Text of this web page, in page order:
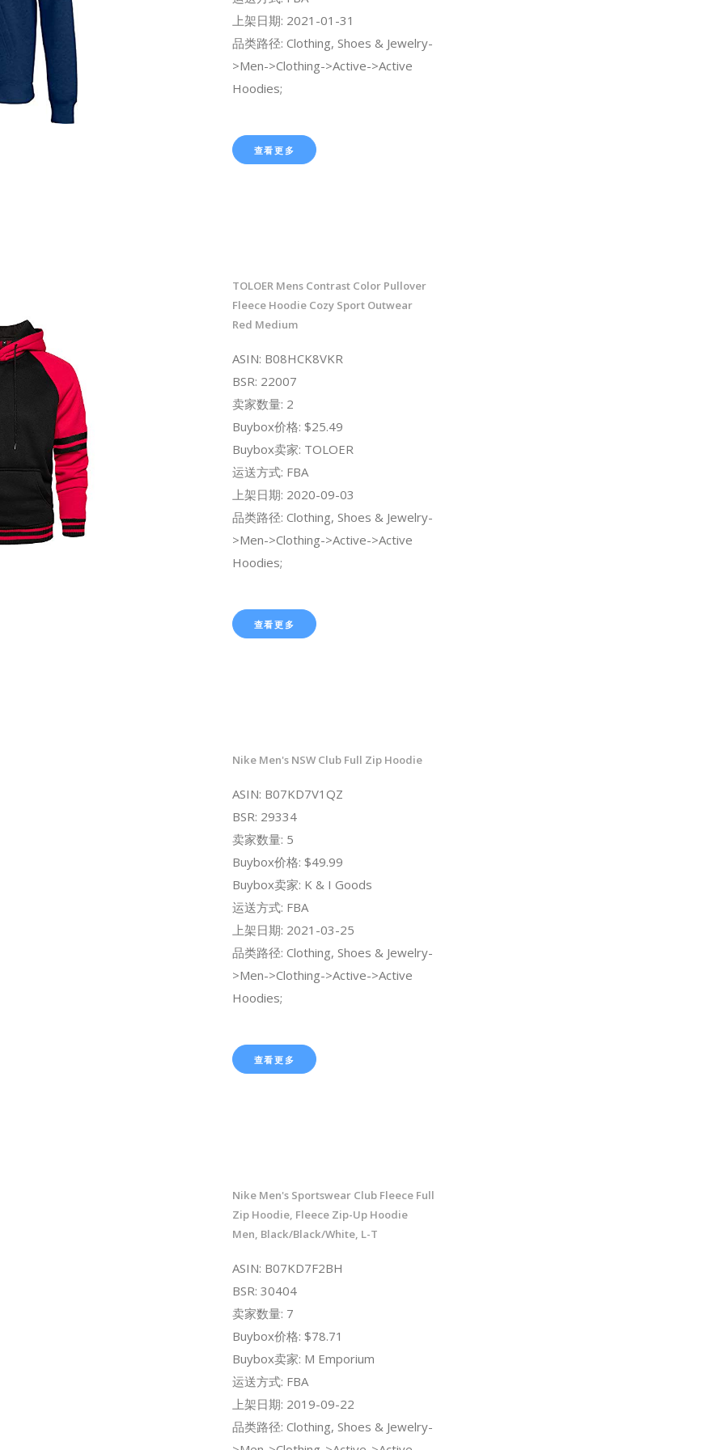
上架日期: 2021-01-31
品类路径: Clothing, Shoes & Jewelry-
>Men->Clothing->Active->Active
Hoodies;
查看更多
TOLOER Mens Contrast Color Pullover
Fleece Hoodie Cozy Sport Outwear
Red Medium
ASIN: B08HCK8VKR
BSR: 22007
卖家数量: 2
Buybox价格: $25.49
Buybox卖家: TOLOER
运送方式: FBA
上架日期: 2020-09-03
品类路径: Clothing, Shoes & Jewelry-
>Men->Clothing->Active->Active
Hoodies;
查看更多
Nike Men's NSW Club Full Zip Hoodie
ASIN: B07KD7V1QZ
BSR: 29334
卖家数量: 5
Buybox价格: $49.99
Buybox卖家: K & I Goods
运送方式: FBA
上架日期: 2021-03-25
品类路径: Clothing, Shoes & Jewelry-
>Men->Clothing->Active->Active
Hoodies;
查看更多
Nike Men's Sportswear Club Fleece Full
Zip Hoodie, Fleece Zip-Up Hoodie
Men, Black/Black/White, L-T
ASIN: B07KD7F2BH
BSR: 30404
卖家数量: 7
Buybox价格: $78.71
Buybox卖家: M Emporium
运送方式: FBA
上架日期: 2019-09-22
品类路径: Clothing, Shoes & Jewelry-